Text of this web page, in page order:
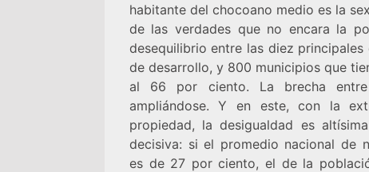
habitante del chocoano medio es la
de las verdades que no encara la
desequilibrio entre las diez
de desarrollo, y 800 municipios que
al 66 por ciento. La brecha
ampliándose. Y en este, con la
propiedad, la desigualdad es
decisiva: si el promedio nacional de
es de 27 por ciento, el de la